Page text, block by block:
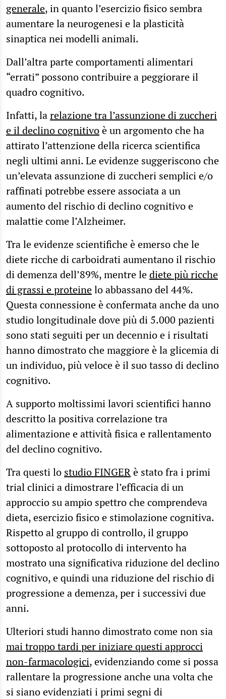
generale, in quanto l’esercizio fisico sembra
aumentare la neurogenesi e la plasticità
sinaptica nei modelli animali.
Dall’altra parte comportamenti alimentari
“errati” possono contribuire a peggiorare il
quadro cognitivo.
Infatti, larelazione tra l’assunzione di zuccheri
e il declino cognitivoè un argomento che ha
attirato l’attenzione della ricerca scientifica
negli ultimi anni. Le evidenze suggeriscono che
un’elevata assunzione di zuccheri semplici e/o
raffinati potrebbe essere associata a un
aumento del rischio di declino cognitivo e
malattie come l’Alzheimer.
Tra le evidenze scientifiche è emerso che le
diete ricche di carboidrati aumentano il rischio
di demenza dell’89%, mentre lediete più ricche
di grassi e proteinelo abbassano del 44%.
Questa connessione è confermata anche da uno
studio longitudinale dove più di 5.000 pazienti
sono stati seguiti per un decennio e i risultati
hanno dimostrato che maggiore è la glicemia di
un individuo, più veloce è il suo tasso di declino
cognitivo.
A supporto moltissimi lavori scientifici hanno
descritto la positiva correlazione tra
alimentazione e attività fisica e rallentamento
del declino cognitivo.
Tra questi lo studio FINGERè stato fra i primi
trial clinici a dimostrare l’efficacia di un
approccio su ampio spettro che comprendeva
dieta, esercizio fisico e stimolazione cognitiva.
Rispetto al gruppo di controllo, il gruppo
sottoposto al protocollo di intervento ha
mostrato una significativa riduzione del declino
cognitivo, e quindi una riduzione del rischio di
progressione a demenza, per i successivi due
anni.
Ulteriori studi hanno dimostrato come non sia
mai troppo tardi per iniziare questi approcci
non-farmacologici, evidenziando come si possa
rallentare la progressione anche una volta che
si siano evidenziati i primi segni di